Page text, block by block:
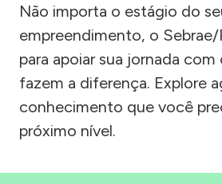
Não importa o estágio do
empreendimento, o Sebrae/
para apoiar sua jornada
fazem a diferença. Explore
conhecimento que você
próximo nível.